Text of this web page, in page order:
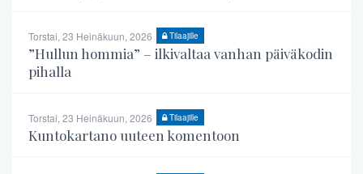
Torstai, 23 Heinäkuun, 2026 Tilaajille
”Hullun hommia” – ilkivaltaa vanhan päiväkodin
pihalla
Torstai, 23 Heinäkuun, 2026 Tilaajille
Kuntokartano uuteen komentoon